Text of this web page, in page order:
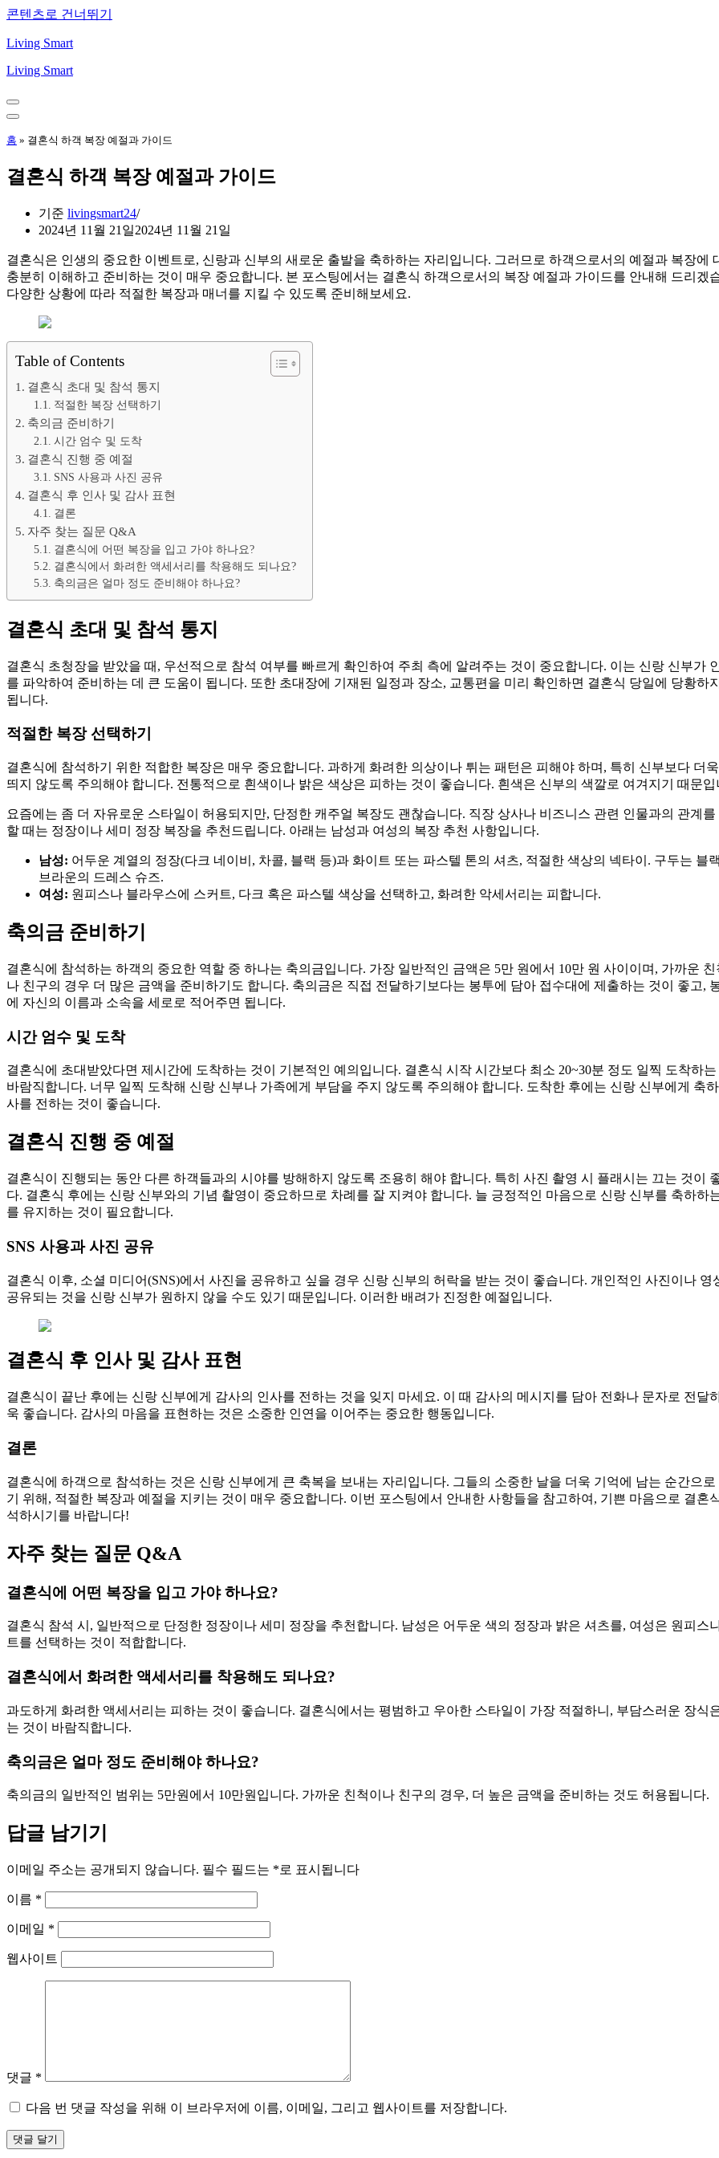
콘텐츠로 건너뛰기
Living Smart
Living Smart
내
비
게
션
메
내
비
이
션
홈 » 결혼식 하객 복장 예절과 가이드
결혼식 하객 복장 예절과 가이드
기준 livingsmart24
2024년 11월 21일2024년 11월 21일
결혼식은 인생의 중요한 이벤트로, 신랑과 신부의 새로운 출발을 축하하는 자리입니다. 그러므로 하객으로서의 예절과 복장에
충분히 이해하고 준비하는 것이 매우 중요합니다. 본 포스팅에서는 결혼식 하객으로서의 복장 예절과 가이드를 안내해 드리겠
다양한 상황에 따라 적절한 복장과 매너를 지킬 수 있도록 준비해보세요.
Table of Contents
결혼식 초대 및 참석 통지
적절한 복장 선택하기
축의금 준비하기
시간 엄수 및 도착
결혼식 진행 중 예절
SNS 사용과 사진 공유
결혼식 후 인사 및 감사 표현
결론
자주 찾는 질문 Q&A
결혼식에 어떤 복장을 입고 가야 하나요?
결혼식에서 화려한 액세서리를 착용해도 되나요?
축의금은 얼마 정도 준비해야 하나요?
결혼식 초대 및 참석 통지
결혼식 초청장을 받았을 때, 우선적으로 참석 여부를 빠르게 확인하여 주최 측에 알려주는 것이 중요합니다. 이는 신랑 신부가
를 파악하여 준비하는 데 큰 도움이 됩니다. 또한 초대장에 기재된 일정과 장소, 교통편을 미리 확인하면 결혼식 당일에 당황하
됩니다.
적절한 복장 선택하기
결혼식에 참석하기 위한 적합한 복장은 매우 중요합니다. 과하게 화려한 의상이나 튀는 패턴은 피해야 하며, 특히 신부보다 더욱
띄지 않도록 주의해야 합니다. 전통적으로 흰색이나 밝은 색상은 피하는 것이 좋습니다. 흰색은 신부의 색깔로 여겨지기 때문입
요즘에는 좀 더 자유로운 스타일이 허용되지만, 단정한 캐주얼 복장도 괜찮습니다. 직장 상사나 비즈니스 관련 인물과의 관계를
할 때는 정장이나 세미 정장 복장을 추천드립니다. 아래는 남성과 여성의 복장 추천 사항입니다.
남성: 어두운 계열의 정장(다크 네이비, 차콜, 블랙 등)과 화이트 또는 파스텔 톤의 셔츠, 적절한 색상의 넥타이. 구두는 블
브라운의 드레스 슈즈.
여성: 원피스나 블라우스에 스커트, 다크 혹은 파스텔 색상을 선택하고, 화려한 악세서리는 피합니다.
축의금 준비하기
결혼식에 참석하는 하객의 중요한 역할 중 하나는 축의금입니다. 가장 일반적인 금액은 5만 원에서 10만 원 사이이며, 가까운 친
나 친구의 경우 더 많은 금액을 준비하기도 합니다. 축의금은 직접 전달하기보다는 봉투에 담아 접수대에 제출하는 것이 좋고,
에 자신의 이름과 소속을 세로로 적어주면 됩니다.
시간 엄수 및 도착
결혼식에 초대받았다면 제시간에 도착하는 것이 기본적인 예의입니다. 결혼식 시작 시간보다 최소 20~30분 정도 일찍 도착하는
바람직합니다. 너무 일찍 도착해 신랑 신부나 가족에게 부담을 주지 않도록 주의해야 합니다. 도착한 후에는 신랑 신부에게 축
사를 전하는 것이 좋습니다.
결혼식 진행 중 예절
결혼식이 진행되는 동안 다른 하객들과의 시야를 방해하지 않도록 조용히 해야 합니다. 특히 사진 촬영 시 플래시는 끄는 것이
다. 결혼식 후에는 신랑 신부와의 기념 촬영이 중요하므로 차례를 잘 지켜야 합니다. 늘 긍정적인 마음으로 신랑 신부를 축하하
를 유지하는 것이 필요합니다.
SNS 사용과 사진 공유
결혼식 이후, 소셜 미디어(SNS)에서 사진을 공유하고 싶을 경우 신랑 신부의 허락을 받는 것이 좋습니다. 개인적인 사진이나 영
공유되는 것을 신랑 신부가 원하지 않을 수도 있기 때문입니다. 이러한 배려가 진정한 예절입니다.
결혼식 후 인사 및 감사 표현
결혼식이 끝난 후에는 신랑 신부에게 감사의 인사를 전하는 것을 잊지 마세요. 이 때 감사의 메시지를 담아 전화나 문자로 전달
욱 좋습니다. 감사의 마음을 표현하는 것은 소중한 인연을 이어주는 중요한 행동입니다.
결론
결혼식에 하객으로 참석하는 것은 신랑 신부에게 큰 축복을 보내는 자리입니다. 그들의 소중한 날을 더욱 기억에 남는 순간으로
기 위해, 적절한 복장과 예절을 지키는 것이 매우 중요합니다. 이번 포스팅에서 안내한 사항들을 참고하여, 기쁜 마음으로 결혼
석하시기를 바랍니다!
자주 찾는 질문 Q&A
결혼식에 어떤 복장을 입고 가야 하나요?
결혼식 참석 시, 일반적으로 단정한 정장이나 세미 정장을 추천합니다. 남성은 어두운 색의 정장과 밝은 셔츠를, 여성은 원피스
트를 선택하는 것이 적합합니다.
결혼식에서 화려한 액세서리를 착용해도 되나요?
과도하게 화려한 액세서리는 피하는 것이 좋습니다. 결혼식에서는 평범하고 우아한 스타일이 가장 적절하니, 부담스러운 장식
는 것이 바람직합니다.
축의금은 얼마 정도 준비해야 하나요?
축의금의 일반적인 범위는 5만원에서 10만원입니다. 가까운 친척이나 친구의 경우, 더 높은 금액을 준비하는 것도 허용됩니다.
답글 남기기
이메일 주소는 공개되지 않습니다. 필수 필드는 *로 표시됩니다
이름 *
이메일 *
웹사이트
댓글 *
다음 번 댓글 작성을 위해 이 브라우저에 이름, 이메일, 그리고 웹사이트를 저장합니다.